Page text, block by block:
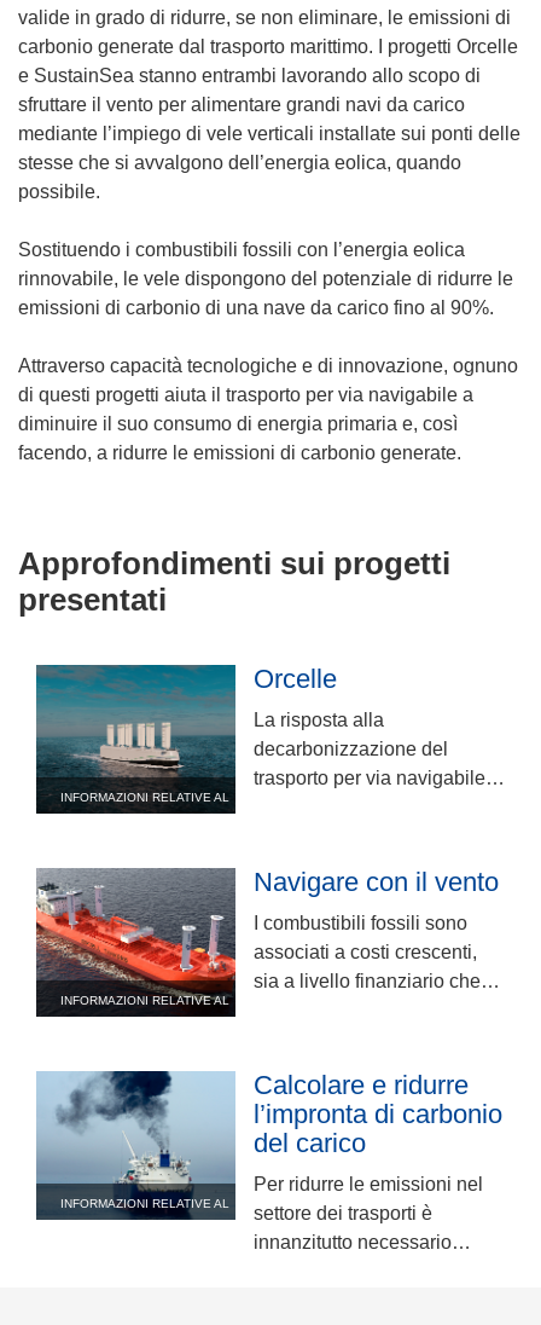
valide in grado di ridurre, se non eliminare, le emissioni di
carbonio generate dal trasporto marittimo. I progetti Orcelle
e SustainSea stanno entrambi lavorando allo scopo di
sfruttare il vento per alimentare grandi navi da carico
mediante l’impiego di vele verticali installate sui ponti delle
stesse che si avvalgono dell’energia eolica, quando
possibile.
Sostituendo i combustibili fossili con l’energia eolica
rinnovabile, le vele dispongono del potenziale di ridurre le
emissioni di carbonio di una nave da carico fino al 90%.
Attraverso capacità tecnologiche e di innovazione, ognuno
di questi progetti aiuta il trasporto per via navigabile a
diminuire il suo consumo di energia primaria e, così
facendo, a ridurre le emissioni di carbonio generate.
Approfondimenti sui progetti
presentati
INFORMAZIONI RELATIVE AL
Orcelle
La risposta alla
decarbonizzazione del
trasporto per via navigabile
nuovo approccio alla
propulsione navale.
INFORMAZIONI RELATIVE AL
Navigare con il vento
I combustibili fossili sono
associati a costi crescenti,
sia a livello finanziario che
contribuire a risolvere il
problema.
INFORMAZIONI RELATIVE AL
Calcolare e ridurre
l’impronta di carbonio
del carico
Per ridurre le emissioni nel
settore dei trasporti è
innanzitutto necessario